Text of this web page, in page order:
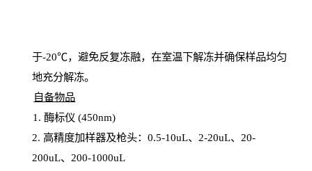
于-20℃，避免反复冻融，在室温下解冻并确保样品均匀
地充分解冻。
自备物品
1 . 酶标仪 (450nm)
2. 高精度加样器及枪头： 0.5-10uL、 2-20uL、 20-
200uL、 200-1000uL